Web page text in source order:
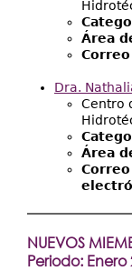
Área
Dra.
Centro
Área
Correo
NUEVOS
Periodo: